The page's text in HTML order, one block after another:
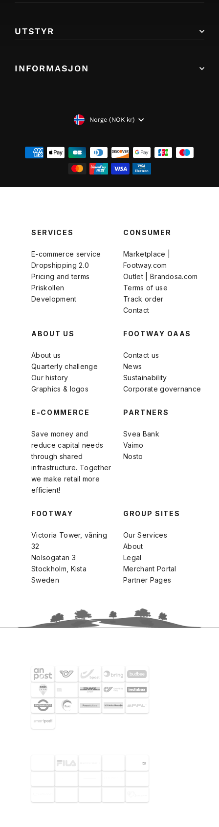
UTSTYR
INFORMASJON
VALUTANorge (NOK kr)
SERVICES
E-commerce service
Dropshipping 2.0
Pricing and terms
Priskollen
Development
CONSUMER
Marketplace |
Footway.com
Outlet | Brandosa.com
Terms of use
Track order
Contact
ABOUT US
About us
Quarterly challenge
Our history
Graphics & logos
FOOTWAY OAAS
Contact us
News
Sustainability
Corporate governance
E-COMMERCE
Save money and
reduce capital needs
through shared
infrastructure. Together
we make retail more
efficient!
PARTNERS
Svea Bank
Vaimo
Nosto
FOOTWAY
Victoria Tower, våning
32
Nolsögatan 3
Stockholm, Kista
Sweden
GROUP SITES
Our Services
About
Legal
Merchant Portal
Partner Pages